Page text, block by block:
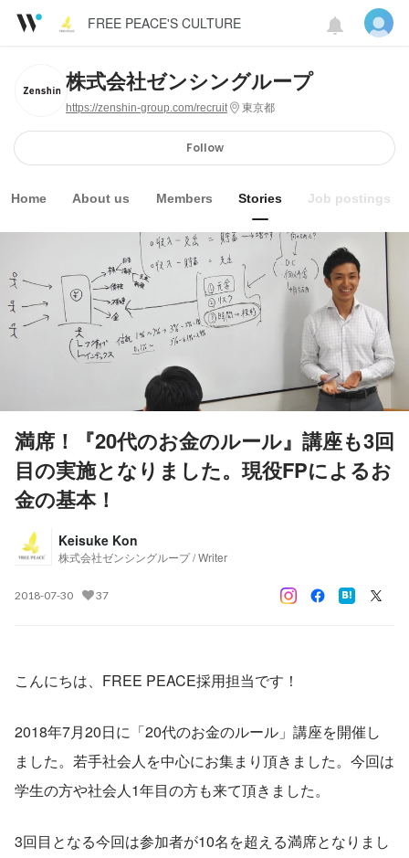
FREE PEACE'S CULTURE
株式会社ゼンシングループ
https://zenshin-group.com/recruit 東京都
Follow
Home About us Members Stories Job postings
満席！『20代のお金のルール』講座も3回
目の実施となりました。現役FPによるお
金の基本！
Keisuke Kon
株式会社ゼンシングループ / Writer
2018-07-30 37
こんにちは、FREE PEACE採用担当です！
2018年7月20日に「20代のお金のルール」講座を開催し
ました。若手社会人を中心にお集まり頂きました。今回は
学生の方や社会人1年目の方も来て頂きました。
3回目となる今回は参加者が10名を超える満席となりまし